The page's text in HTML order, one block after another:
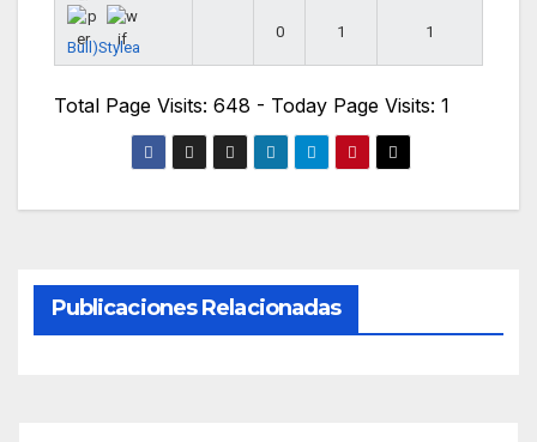
Bull)Stylea
0 1 1
Total Page Visits: 648 - Today Page Visits: 1
Publicaciones Relacionadas